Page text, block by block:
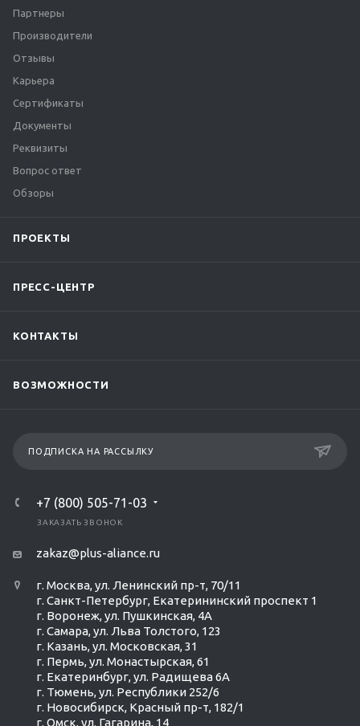
Партнеры
Производители
Отзывы
Карьера
Сертификаты
Документы
Реквизиты
Вопрос ответ
Обзоры
ПРОЕКТЫ
ПРЕСС-ЦЕНТР
КОНТАКТЫ
ВОЗМОЖНОСТИ
ПОДПИСКА НА РАССЫЛКУ
+7 (800) 505-71-03
ЗАКАЗАТЬ ЗВОНОК
zakaz@plus-aliance.ru
г. Москва, ул. Ленинский пр-т, 70/11
г. Санкт-Петербург, Екатерининский проспект 1
г. Воронеж, ул. Пушкинская, 4А
г. Самара, ул. Льва Толстого, 123
г. Казань, ул. Московская, 31
г. Пермь, ул. Монастырская, 61
г. Екатеринбург, ул. Радищева 6А
г. Тюмень, ул. Республики 252/6
г. Новосибирск, Красный пр-т, 182/1
г. Омск, ул. ​Гагарина, 14